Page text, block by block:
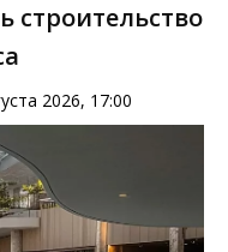
строительство
2026, 17:00